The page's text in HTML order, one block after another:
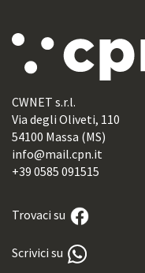
CWNET s.r.l.
Via degli Oliveti, 110
54100 Massa (MS)
info@mail.cpn.it
+39 0585 091515
Trovaci su
Scrivici su